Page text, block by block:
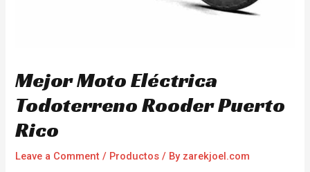
Mejor Moto Eléctrica
Todoterreno Rooder Puerto
Rico
Leave a Comment / Productos / By zarekjoel.com